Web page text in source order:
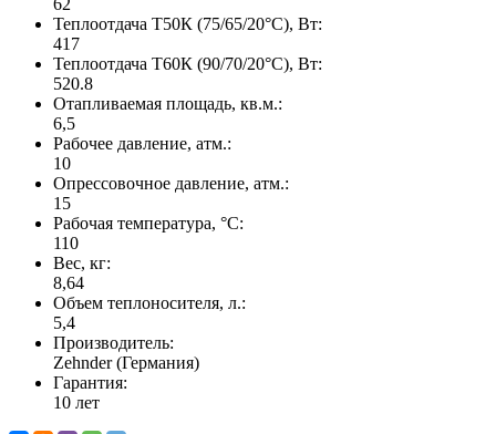
62
Теплоотдача Т50К (75/65/20°C), Вт:
417
Теплоотдача Т60К (90/70/20°C), Вт:
520.8
Отапливаемая площадь, кв.м.:
6,5
Рабочее давление, атм.:
10
Опрессовочное давление, атм.:
15
Рабочая температура, °C:
110
Вес, кг:
8,64
Объем теплоносителя, л.:
5,4
Производитель:
Zehnder (Германия)
Гарантия:
10 лет